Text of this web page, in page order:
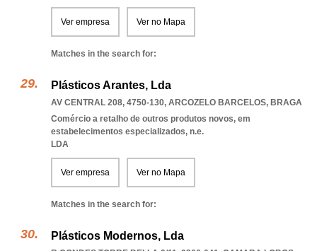
Ver empresa Ver no Mapa
Matches in the search for:
Plásticos Arantes, Lda
AV CENTRAL 208, 4750-130, ARCOZELO BARCELOS, BRAGA
Comércio a retalho de outros produtos novos, em
estabelecimentos especializados, n.e.
LDA
Ver empresa Ver no Mapa
Matches in the search for:
Plásticos Modernos, Lda